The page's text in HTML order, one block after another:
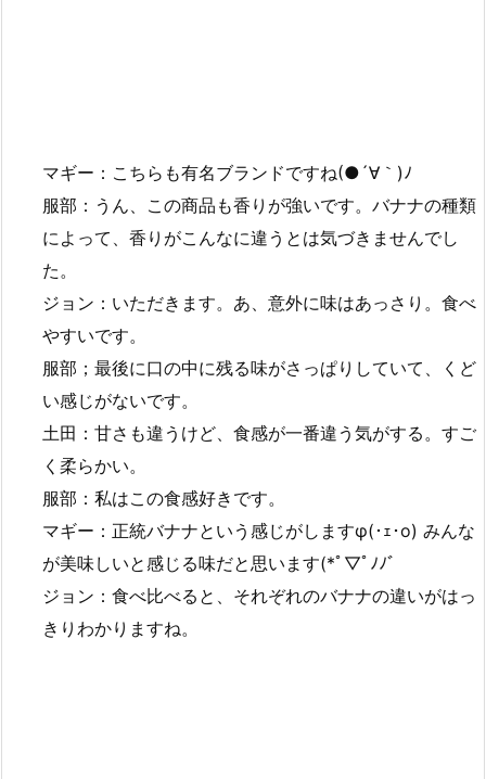
マギー：こちらも有名ブランドですね(●´∀｀)ﾉ
服部：うん、この商品も香りが強いです。バナナの種類
によって、香りがこんなに違うとは気づきませんでし
た。
ジョン：いただきます。あ、意外に味はあっさり。食べ
やすいです。
服部；最後に口の中に残る味がさっぱりしていて、くど
い感じがないです。
土田：甘さも違うけど、食感が一番違う気がする。すご
く柔らかい。
服部：私はこの食感好きです。
マギー：正統バナナという感じがしますφ(･ｪ･o) みんな
が美味しいと感じる味だと思います(*ﾟ▽ﾟﾉﾉﾞ
ジョン：食べ比べると、それぞれのバナナの違いがはっ
きりわかりますね。